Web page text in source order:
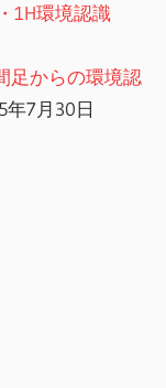
1H環境認識
足からの環境認
年7月30日